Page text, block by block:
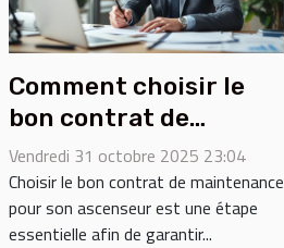
Comment choisir le
bon contrat de
maintenance pour
votre ascenseur ?
Vendredi 31 octobre 2025 23:04
Choisir le bon contrat de maintenance
pour son ascenseur est une étape
essentielle afin de garantir...